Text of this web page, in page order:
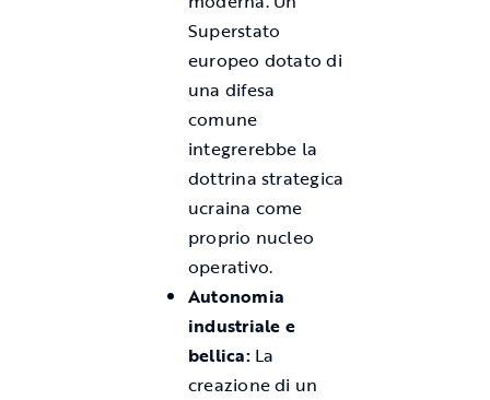
Superstato
europeo dotato di
una difesa
comune
integrerebbe la
dottrina strategica
ucraina come
proprio nucleo
operativo.
Autonomia
industriale e
bellica:La
creazione di un